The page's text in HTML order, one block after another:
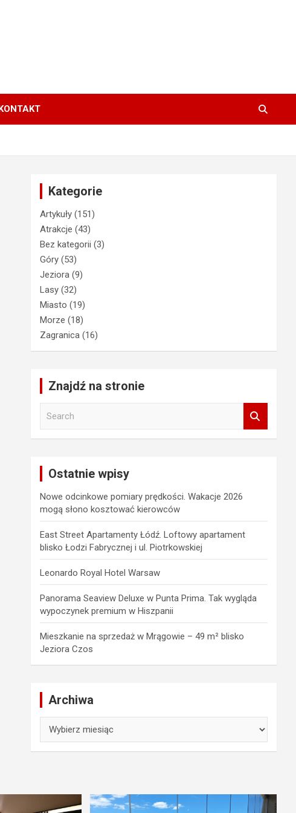
Kategorie
Artykuły (151)
Atrakcje (43)
Bez kategorii (3)
Góry (53)
Jeziora (9)
Lasy (32)
Miasto (19)
Morze (18)
Zagranica (16)
Znajdź na stronie
Ostatnie wpisy
Nowe odcinkowe pomiary prędkości. Wakacje 2026
mogą słono kosztować kierowców
East Street Apartamenty Łódź. Loftowy apartament
blisko Łodzi Fabrycznej i ul. Piotrkowskiej
Leonardo Royal Hotel Warsaw
Panorama Seaview Deluxe w Punta Prima. Tak wygląda
wypoczynek premium w Hiszpanii
Mieszkanie na sprzedaż w Mrągowie – 49 m² blisko
Jeziora Czos
Archiwa